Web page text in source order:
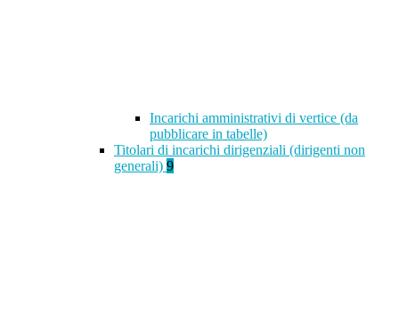
Incarichi amministrativi di vertice (da
pubblicare in tabelle)
Titolari di incarichi dirigenziali (dirigenti non
generali) 9